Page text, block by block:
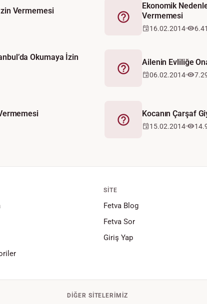
Vermemesi
Fetva
Ekonomik
Vermemesi
16.02.2014
Okumaya İzin
Fetva
Ailenin Evliliğe
06.02.2014
Fetva
Kocanın Çarşaf
15.02.2014
SITE
Fetva Blog
Fetva Sor
Giriş Yap
DIĞER SITELERIMIZ